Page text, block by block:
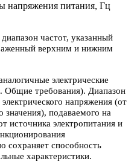
напряжения питания, Гц
частот, указанный
верхним и нижним
электрические
Общие требования). Диапазон
напряжения (от
подаваемого на
источника электропитания и
способность
характеристики.